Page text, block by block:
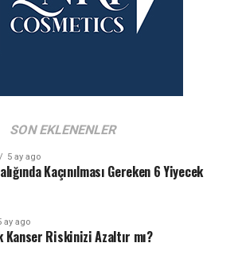
SON EKLENENLER
5 ay ago
Kaçınılması Gereken 6 Yiyecek
ay ago
Kanser Riskinizi Azaltır mı?